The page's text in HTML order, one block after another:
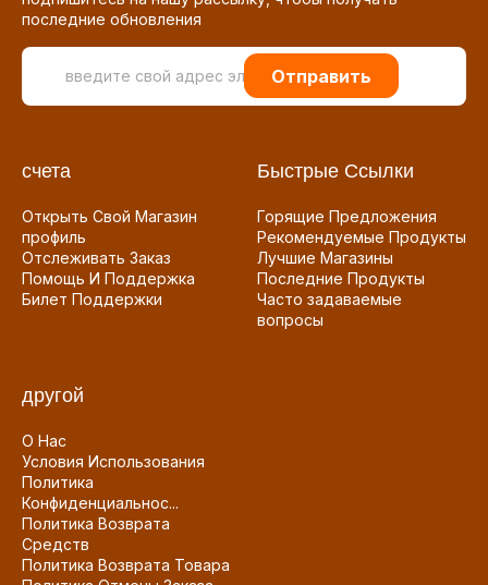
последние обновления
Отправить
счета
Открыть Свой Магазин
профиль
Отслеживать Заказ
Помощь И Поддержка
Билет Поддержки
Быстрые Ссылки
Горящие Предложения
Рекомендуемые Продукты
Лучшие Магазины
Последние Продукты
Часто задаваемые
вопросы
другой
О Нас
Условия Использования
Политика
Конфиденциальнос...
Политика Возврата
Средств
Политика Возврата Товара